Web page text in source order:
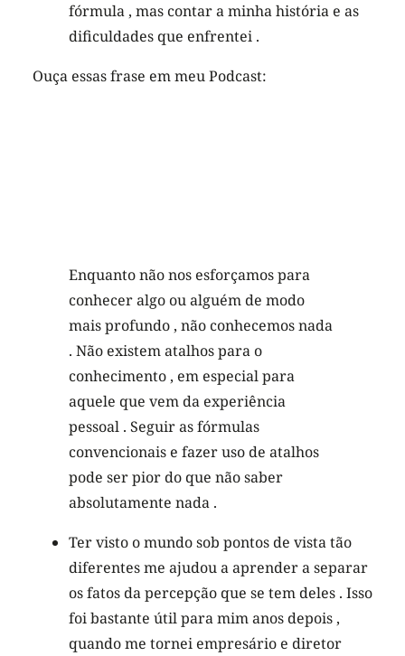
fórmula , mas contar a minha história e as
dificuldades que enfrentei .
Ouça essas frase em meu Podcast:
Enquanto não nos esforçamos para
conhecer algo ou alguém de modo
mais profundo , não conhecemos nada
. Não existem atalhos para o
conhecimento , em especial para
aquele que vem da experiência
pessoal . Seguir as fórmulas
convencionais e fazer uso de atalhos
pode ser pior do que não saber
absolutamente nada .
Ter visto o mundo sob pontos de vista tão
diferentes me ajudou a aprender a separar
os fatos da percepção que se tem deles . Isso
foi bastante útil para mim anos depois ,
quando me tornei empresário e diretor